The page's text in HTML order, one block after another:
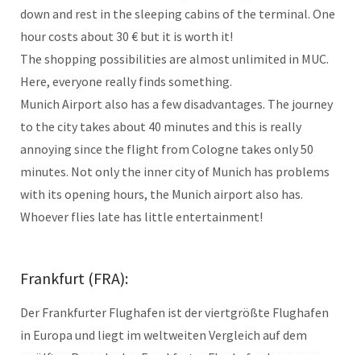
down and rest in the sleeping cabins of the terminal. One
hour costs about 30 € but it is worth it!
The shopping possibilities are almost unlimited in MUC.
Here, everyone really finds something.
Munich Airport also has a few disadvantages. The journey
to the city takes about 40 minutes and this is really
annoying since the flight from Cologne takes only 50
minutes. Not only the inner city of Munich has problems
with its opening hours, the Munich airport also has.
Whoever flies late has little entertainment!
Frankfurt (FRA):
Der Frankfurter Flughafen ist der viertgrößte Flughafen
in Europa und liegt im weltweiten Vergleich auf dem